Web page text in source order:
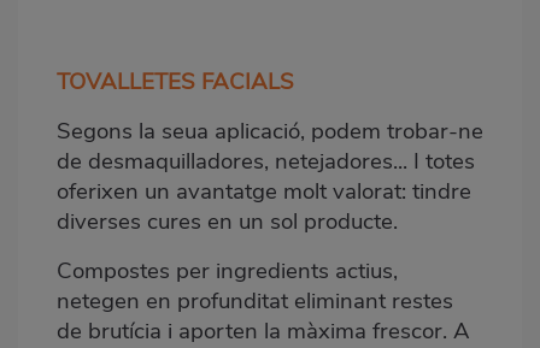
TOVALLETES FACIALS
Segons la seua aplicació, podem trobar-ne
de desmaquilladores, netejadores... I totes
oferixen un avantatge molt valorat: tindre
diverses cures en un sol producte.
Compostes per ingredients actius,
netegen en profunditat eliminant restes
de brutícia i aporten la màxima frescor. A